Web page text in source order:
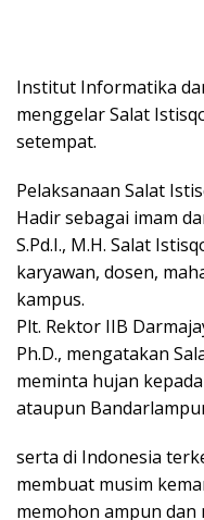
Institut Informatika
menggelar Salat
setempat.
Pelaksanaan Salat
Hadir sebagai imam
S.Pd.I., M.H. Salat
karyawan, dosen,
kampus.
Plt. Rektor IIB
Ph.D., mengatakan
meminta hujan
ataupun
serta di Indonesia
membuat musim
memohon ampun